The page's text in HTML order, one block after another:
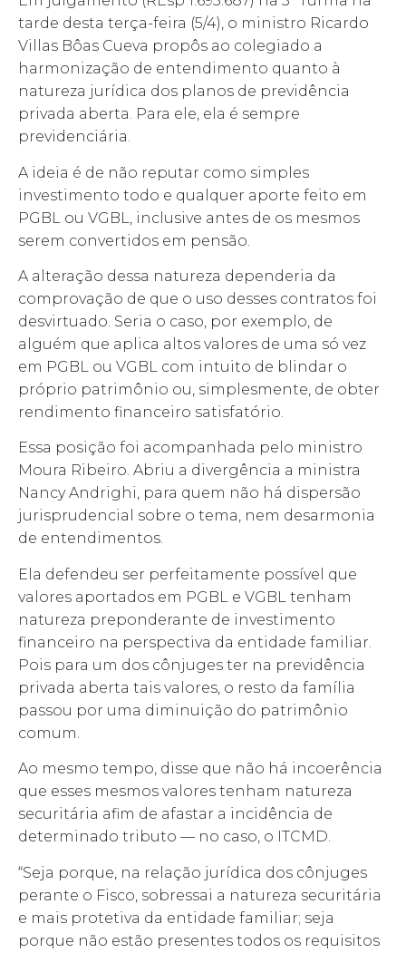
tarde desta terça-feira (5/4), o ministro Ricardo
Villas Bôas Cueva propôs ao colegiado a
harmonização de entendimento quanto à
natureza jurídica dos planos de previdência
privada aberta. Para ele, ela é sempre
previdenciária.
A ideia é de não reputar como simples
investimento todo e qualquer aporte feito em
PGBL ou VGBL, inclusive antes de os mesmos
serem convertidos em pensão.
A alteração dessa natureza dependeria da
comprovação de que o uso desses contratos foi
desvirtuado. Seria o caso, por exemplo, de
alguém que aplica altos valores de uma só vez
em PGBL ou VGBL com intuito de blindar o
próprio patrimônio ou, simplesmente, de obter
rendimento financeiro satisfatório.
Essa posição foi acompanhada pelo ministro
Moura Ribeiro. Abriu a divergência a ministra
Nancy Andrighi, para quem não há dispersão
jurisprudencial sobre o tema, nem desarmonia
de entendimentos.
Ela defendeu ser perfeitamente possível que
valores aportados em PGBL e VGBL tenham
natureza preponderante de investimento
financeiro na perspectiva da entidade familiar.
Pois para um dos cônjuges ter na previdência
privada aberta tais valores, o resto da família
passou por uma diminuição do patrimônio
comum.
Ao mesmo tempo, disse que não há incoerência
que esses mesmos valores tenham natureza
securitária afim de afastar a incidência de
determinado tributo — no caso, o ITCMD.
“Seja porque, na relação jurídica dos cônjuges
perante o Fisco, sobressai a natureza securitária
e mais protetiva da entidade familiar; seja
porque não estão presentes todos os requisitos